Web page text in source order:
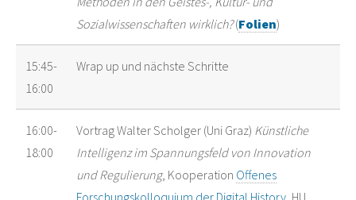
Sozialwissenschaften wirklich?(Folien)
15:45-
16:00
Wrap up und nächste Schritte
16:00-
18:00
Vortrag Walter Scholger (Uni Graz) Künstliche
Intelligenz im Spannungsfeld von Innovation
und Regulierung, Kooperation Offenes